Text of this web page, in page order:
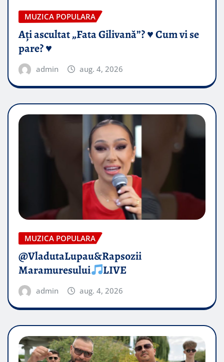
MUZICA POPULARA
Ați ascultat „Fata Gilivană”? ♥️ Cum vi se
pare? ♥️
admin aug. 4, 2026
MUZICA POPULARA
@VladutaLupau&Rapsozii
Maramuresului
LIVE
admin aug. 4, 2026